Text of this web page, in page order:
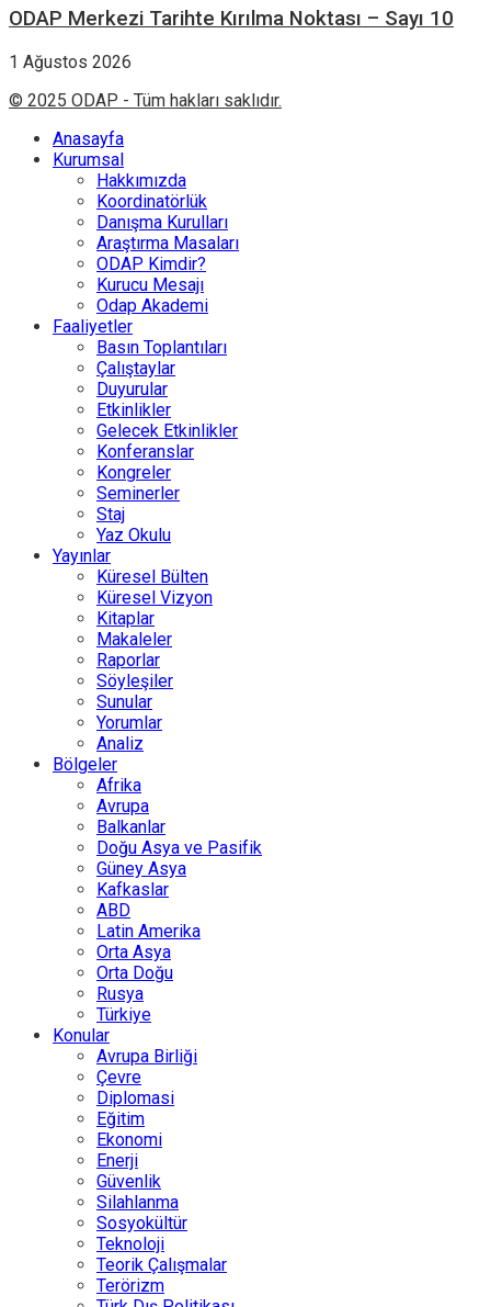
ODAP Merkezi Tarihte Kırılma Noktası – Sayı 10
1 Ağustos 2026
© 2025 ODAP - Tüm hakları saklıdır.
Anasayfa
Kurumsal
Hakkımızda
Koordinatörlük
Danışma Kurulları
Araştırma Masaları
ODAP Kimdir?
Kurucu Mesajı
Odap Akademi
Faaliyetler
Basın Toplantıları
Çalıştaylar
Duyurular
Etkinlikler
Gelecek Etkinlikler
Konferanslar
Kongreler
Seminerler
Staj
Yaz Okulu
Yayınlar
Küresel Bülten
Küresel Vizyon
Kitaplar
Makaleler
Raporlar
Söyleşiler
Sunular
Yorumlar
Analiz
Bölgeler
Afrika
Avrupa
Balkanlar
Doğu Asya ve Pasifik
Güney Asya
Kafkaslar
ABD
Latin Amerika
Orta Asya
Orta Doğu
Rusya
Türkiye
Konular
Avrupa Birliği
Çevre
Diplomasi
Eğitim
Ekonomi
Enerji
Güvenlik
Silahlanma
Sosyokültür
Teknoloji
Teorik Çalışmalar
Terörizm